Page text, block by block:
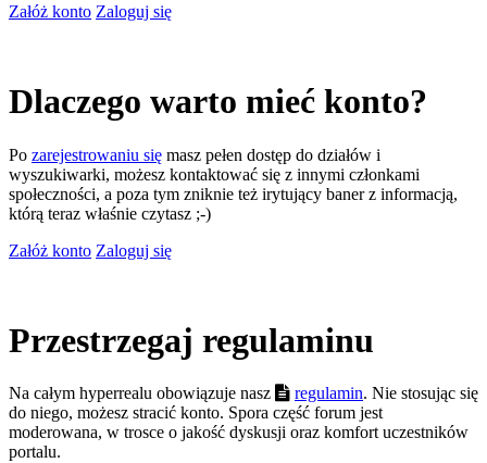
Załóż konto Zaloguj się
Dlaczego warto mieć konto?
Po zarejestrowaniu się masz pełen dostęp do działów i
wyszukiwarki, możesz kontaktować się z innymi członkami
społeczności, a poza tym zniknie też irytujący baner z informacją,
którą teraz właśnie czytasz ;-)
Załóż konto Zaloguj się
Przestrzegaj regulaminu
Na całym hyperrealu obowiązuje nasz regulamin. Nie stosując się
do niego, możesz stracić konto. Spora część forum jest
moderowana, w trosce o jakość dyskusji oraz komfort uczestników
portalu.